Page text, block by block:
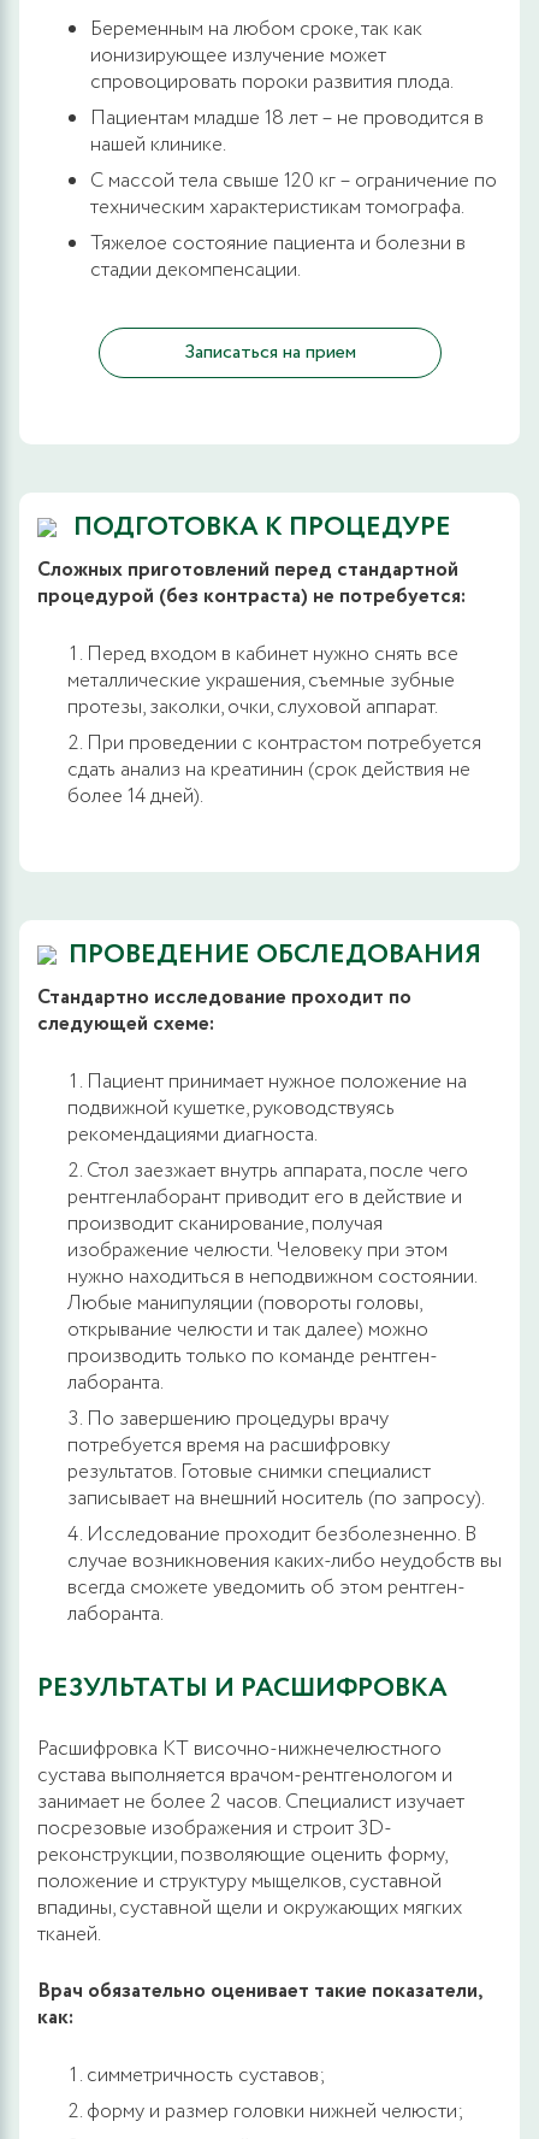
Беременным на любом сроке, так как
ионизирующее излучение может
спровоцировать пороки развития плода.
Пациентам младше 18 лет – не проводится в
нашей клинике.
С массой тела свыше 120 кг – ограничение по
техническим характеристикам томографа.
Тяжелое состояние пациента и болезни в
стадии декомпенсации.
Записаться на прием
ПОДГОТОВКА К ПРОЦЕДУРЕ
Сложных приготовлений перед стандартной
процедурой (без контраста) не потребуется:
Перед входом в кабинет нужно снять все
металлические украшения, съемные зубные
протезы, заколки, очки, слуховой аппарат.
При проведении с контрастом потребуется
сдать анализ на креатинин (срок действия не
более 14 дней).
ПРОВЕДЕНИЕ ОБСЛЕДОВАНИЯ
Стандартно исследование проходит по
следующей схеме:
Пациент принимает нужное положение на
подвижной кушетке, руководствуясь
рекомендациями диагноста.
Стол заезжает внутрь аппарата, после чего
рентгенлаборант приводит его в действие и
производит сканирование, получая
изображение челюсти. Человеку при этом
нужно находиться в неподвижном состоянии.
Любые манипуляции (повороты головы,
открывание челюсти и так далее) можно
производить только по команде рентген-
лаборанта.
По завершению процедуры врачу
потребуется время на расшифровку
результатов. Готовые снимки специалист
записывает на внешний носитель (по запросу).
Исследование проходит безболезненно. В
случае возникновения каких-либо неудобств вы
всегда сможете уведомить об этом рентген-
лаборанта.
РЕЗУЛЬТАТЫ И РАСШИФРОВКА
Расшифровка КТ височно-нижнечелюстного
сустава выполняется врачом-рентгенологом и
занимает не более 2 часов. Специалист изучает
посрезовые изображения и строит 3D-
реконструкции, позволяющие оценить форму,
положение и структуру мыщелков, суставной
впадины, суставной щели и окружающих мягких
тканей.
Врач обязательно оценивает такие показатели,
как:
симметричность суставов;
форму и размер головки нижней челюсти;